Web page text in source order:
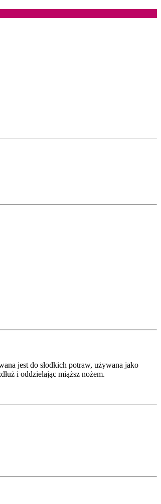
jest do słodkich potraw, używana jako
i oddzielając miąższ nożem.